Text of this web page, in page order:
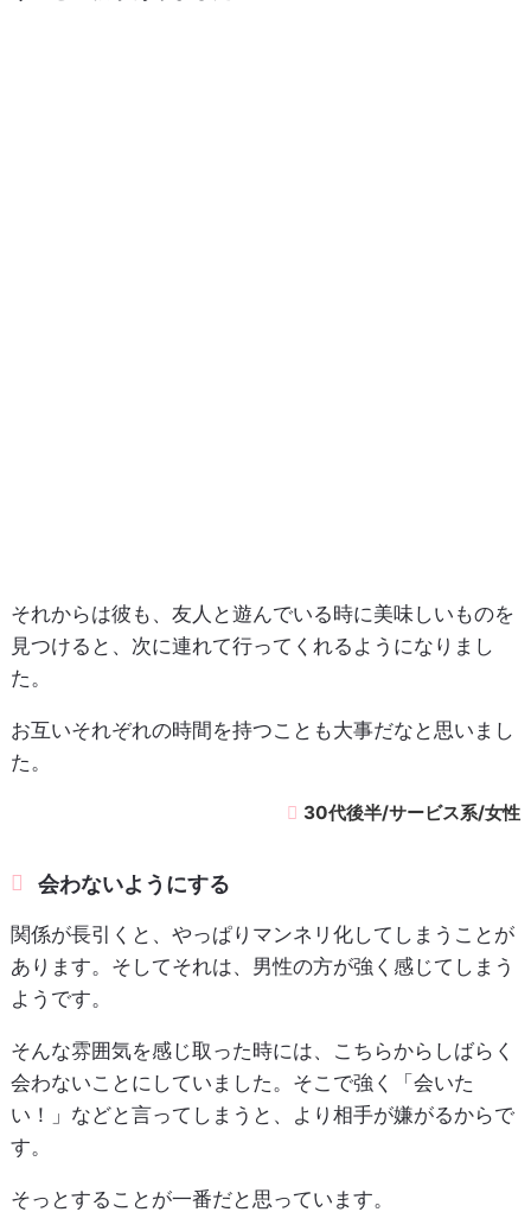
それからは彼も、友人と遊んでいる時に美味しいものを
見つけると、次に連れて行ってくれるようになりまし
た。
お互いそれぞれの時間を持つことも大事だなと思いまし
た。
30代後半/サービス系/女性
会わないようにする
関係が長引くと、やっぱりマンネリ化してしまうことが
あります。そしてそれは、男性の方が強く感じてしまう
ようです。
そんな雰囲気を感じ取った時には、こちらからしばらく
会わないことにしていました。そこで強く「会いた
い！」などと言ってしまうと、より相手が嫌がるからで
す。
そっとすることが一番だと思っています。